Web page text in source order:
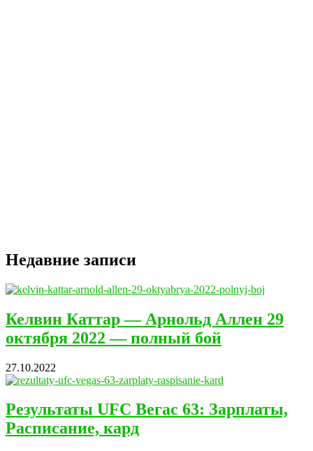
Недавние записи
Келвин Каттар — Арнольд Аллен 29
октября 2022 — полный бой
27.10.2022
Результаты UFC Вегас 63: Зарплаты,
Расписание, кард